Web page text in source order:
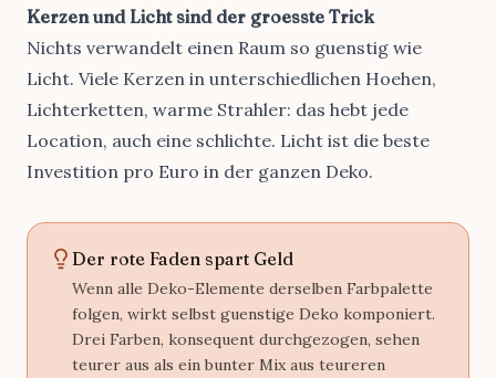
Kerzen und Licht sind der groesste Trick
Nichts verwandelt einen Raum so guenstig wie
Licht. Viele Kerzen in unterschiedlichen Hoehen,
Lichterketten, warme Strahler: das hebt jede
Location, auch eine schlichte. Licht ist die beste
Investition pro Euro in der ganzen Deko.
Der rote Faden spart Geld
Wenn alle Deko-Elemente derselben Farbpalette
folgen, wirkt selbst guenstige Deko komponiert.
Drei Farben, konsequent durchgezogen, sehen
teurer aus als ein bunter Mix aus teureren